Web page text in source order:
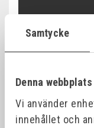
Samtycke
Denna
Vi använder
innehållet och